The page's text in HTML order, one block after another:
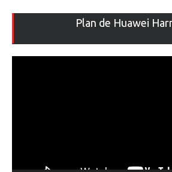
Plan de Huawei